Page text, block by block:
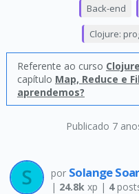
Publicado 7
Back-end
Clojure:
Referente ao curso
capítulo Map, Reduce e
aprendemos?
por Solange
| 24.8kxp | 4